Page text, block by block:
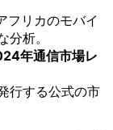
フリカのモバイ
析。
年通信市場レ
行する公式の市